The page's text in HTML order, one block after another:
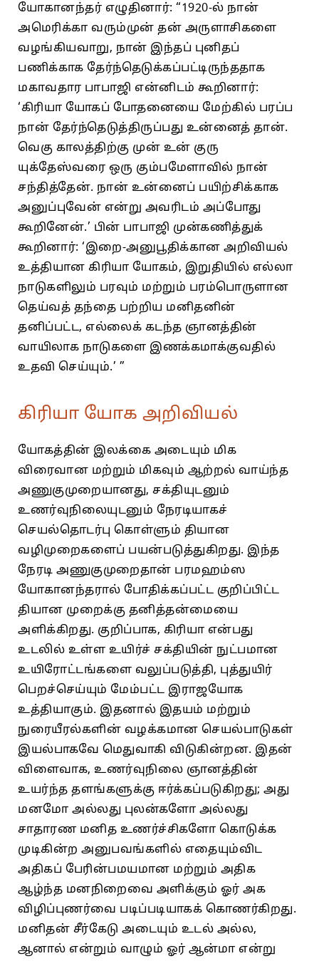
யோகானந்தர் எழுதினார்: “1920-ல் நான்
அமெரிக்கா வரும்முன் தன் அருளாசிகளை
வழங்கியவாறு, நான் இந்தப் புனிதப்
பணிக்காக தேர்ந்தெடுக்கப்பட்டிருந்ததாக
மகாவதார பாபாஜி என்னிடம் கூறினார்:
‘கிரியா யோகப் போதனையை மேற்கில் பரப்ப
நான் தேர்ந்தெடுத்திருப்பது உன்னைத் தான்.
வெகு காலத்திற்கு முன் உன் குரு
யுக்தேஸ்வரை ஒரு கும்பமேளாவில் நான்
சந்தித்தேன். நான் உன்னைப் பயிற்சிக்காக
அனுப்புவேன் என்று அவரிடம் அப்போது
கூறினேன்.’ பின் பாபாஜி முன்கணித்துக்
கூறினார்: ‘இறை-அனுபூதிக்கான அறிவியல்
உத்தியான கிரியா யோகம், இறுதியில் எல்லா
நாடுகளிலும் பரவும் மற்றும் பரம்பொருளான
தெய்வத் தந்தை பற்றிய மனிதனின்
தனிப்பட்ட, எல்லைக் கடந்த ஞானத்தின்
வாயிலாக நாடுகளை இணக்கமாக்குவதில்
உதவி செய்யும்.’ ”
கிரியா யோக அறிவியல்
யோகத்தின் இலக்கை அடையும் மிக
விரைவான மற்றும் மிகவும் ஆற்றல் வாய்ந்த
அணுகுமுறையானது, சக்தியுடனும்
உணர்வுநிலையுடனும் நேரடியாகச்
செயல்தொடர்பு கொள்ளும் தியான
வழிமுறைகளைப் பயன்படுத்துகிறது. இந்த
நேரடி அணுகுமுறைதான் பரமஹம்ஸ
யோகானந்தரால் போதிக்கப்பட்ட குறிப்பிட்ட
தியான முறைக்கு தனித்தன்மையை
அளிக்கிறது. குறிப்பாக, கிரியா என்பது
உடலில் உள்ள உயிர்ச் சக்தியின் நுட்பமான
உயிரோட்டங்களை வலுப்படுத்தி, புத்துயிர்
பெறச்செய்யும் மேம்பட்ட இராஜயோக
உத்தியாகும். இதனால் இதயம் மற்றும்
நுரையீரல்களின் வழக்கமான செயல்பாடுகள்
இயல்பாகவே மெதுவாகி விடுகின்றன. இதன்
விளைவாக, உணர்வுநிலை ஞானத்தின்
உயர்ந்த தளங்களுக்கு ஈர்க்கப்படுகிறது; அது
மனமோ அல்லது புலன்களோ அல்லது
சாதாரண மனித உணர்ச்சிகளோ கொடுக்க
முடிகின்ற அனுபவங்களில் எதையும்விட
அதிகப் பேரின்பமயமான மற்றும் அதிக
ஆழ்ந்த மனநிறைவை அளிக்கும் ஓர் அக
விழிப்புணர்வை படிப்படியாகக் கொணர்கிறது.
மனிதன் சீர்கேடு அடையும் உடல் அல்ல,
ஆனால் என்றும் வாழும் ஓர் ஆன்மா என்று